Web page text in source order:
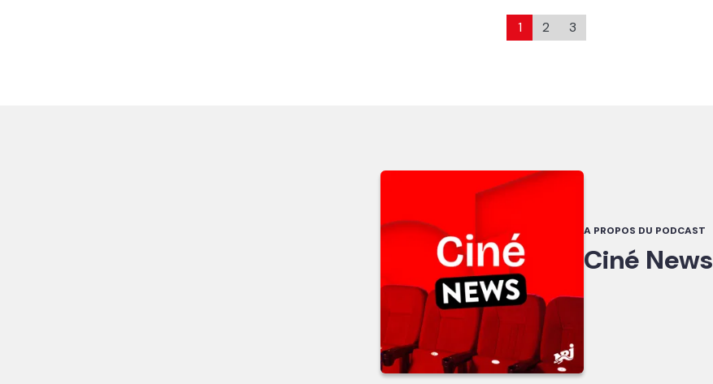
1 2 3
A PROPOS DU PODCAST
Ciné News